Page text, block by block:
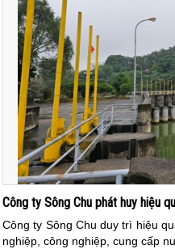
Công ty Sông Chu phát huy hiệu
Công ty Sông Chu duy trì hiệu
nghiệp, công nghiệp, cung cấp